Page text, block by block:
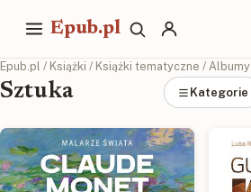
Epub.pl
Epub.pl / Książki / Książki tematyczne / Albumy
Sztuka Kategorie